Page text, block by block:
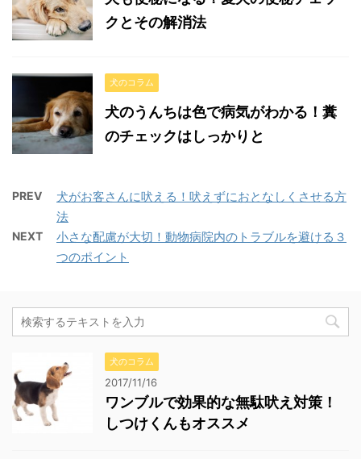
クとその解消法
犬のコラム
犬のうんちは色で病気がわかる！糞
のチェックはしっかりと
PREV
犬がお客さんに吠える！吠えずにおとなしくさせる方
法
NEXT
小さな配慮が大切！動物病院内のトラブルを避ける３
つのポイント
犬のコラム
2017/11/16
ワンブルで効果的な無駄吠え対策！
しつけくんもオススメ